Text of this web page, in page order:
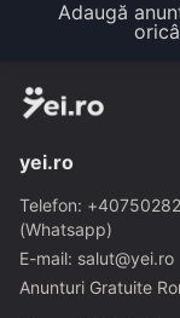
Adaugă
yei.ro
Telefon:
(Whatsapp)
E-mail: salut@yei.ro
Anunturi Gratuite